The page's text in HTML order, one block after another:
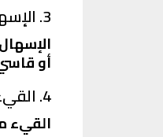
3. الإسهال أو الإمساك
أو
4. القيء المستمر
القيء